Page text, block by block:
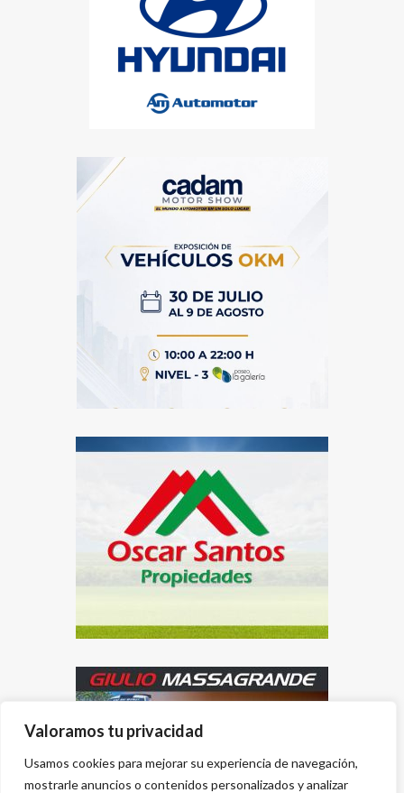
Valoramos tu privacidad
Usamos cookies para mejorar su experiencia de navegación,
mostrarle anuncios o contenidos personalizados y analizar